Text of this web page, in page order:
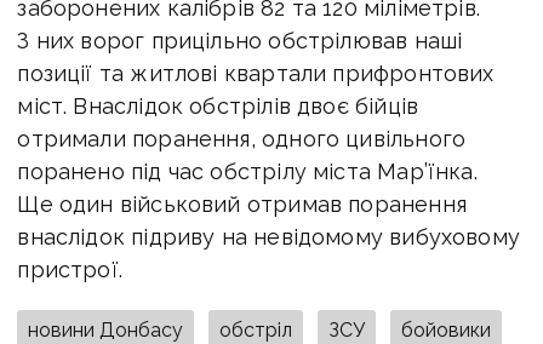
заборонених калібрів 82 та 120 міліметрів.
З них ворог прицільно обстрілював наші
позиції та житлові квартали прифронтових
міст. Внаслідок обстрілів двоє бійців
отримали поранення, одного цивільного
поранено під час обстрілу міста Мар’їнка.
Ще один військовий отримав поранення
внаслідок підриву на невідомому вибуховому
пристрої.
новини Донбасу обстріл ЗСУ бойовики